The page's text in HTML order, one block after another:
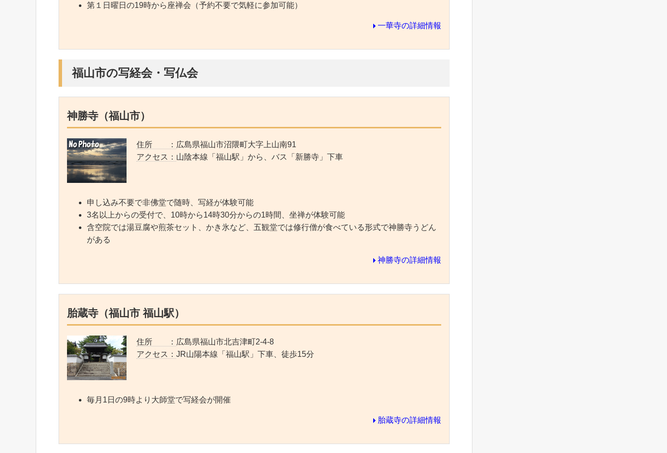
第１日曜日の19時から座禅会（予約不要で気軽に参加可能）
一華寺の詳細情報
福山市の写経会・写仏会
神勝寺（福山市）
住所 ： 広島県福山市沼隈町大字上山南91
アクセス： 山陰本線「福山駅」から、バス「新勝寺」下車
申し込み不要で非佛堂で随時、写経が体験可能
3名以上からの受付で、10時から14時30分からの1時間、坐禅が体験可能
含空院では湯豆腐や煎茶セット、かき氷など、五観堂では修行僧が食べている形式で神勝寺うどん
がある
神勝寺の詳細情報
胎蔵寺（福山市 福山駅）
住所 ： 広島県福山市北吉津町2-4-8
アクセス： JR山陽本線「福山駅」下車、徒歩15分
毎月1日の9時より大師堂で写経会が開催
胎蔵寺の詳細情報